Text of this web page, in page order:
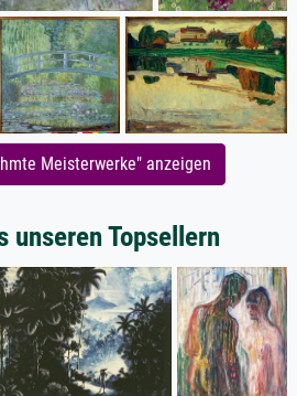
Meisterwerke" anzeigen
unseren Topsellern